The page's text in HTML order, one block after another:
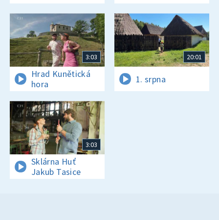
3:03
Hrad Kunětická
hora
20:01
1. srpna
3:03
Sklárna Huť
Jakub Tasice